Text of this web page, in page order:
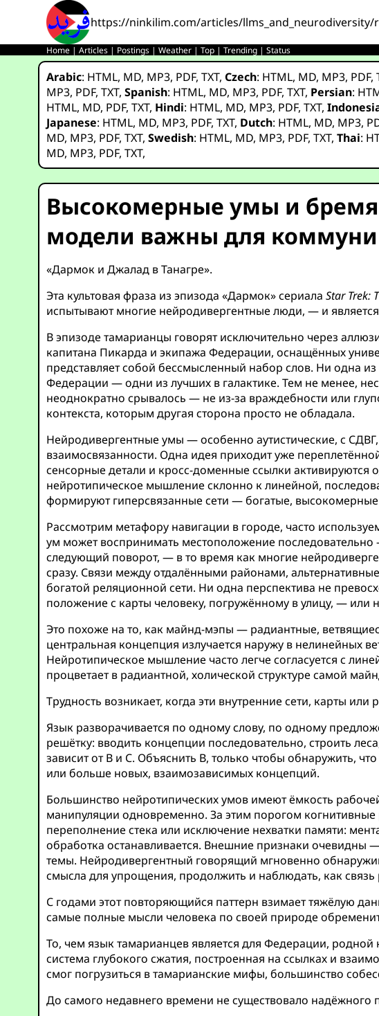
https://ninkilim.com/articles/llms_and_neurodiversity/
Home |Articles | Postings |Weather |Top |Trending |Status
Arabic: HTML, MD, MP3, PDF,TXT,Czech: HTML, MD, MP3, PDF,
MP3, PDF,TXT,Spanish: HTML, MD, MP3, PDF,TXT, Persian:
HTML, MD, PDF,TXT, Hindi: HTML, MD, MP3, PDF,TXT,
Japanese: HTML, MD, MP3, PDF,TXT, Dutch: HTML, MD, MP3,
MD, MP3, PDF,TXT,Swedish: HTML, MD, MP3, PDF,TXT,Thai:
MD, MP3, PDF,TXT,
Высокомерные умы и
модели важны для
«Дармок и Джалад в Танагре».
Эта культовая фраза из эпизода «Дармок» сериалаStar Trek:
испытывают многие нейродивергентные люди, — и является
В эпизоде тамарианцы говорят исключительно через
капитана Пикарда и экипажа Федерации, оснащённых
представляет собой бессмысленный набор слов. Ни одна
Федерации — одни из лучших в галактике. Тем не менее,
неоднократно срывалось — не из-за враждебности или
контекста, которым другая сторона просто не обладала.
Нейродивергентные умы — особенно аутистические, с
взаимосвязанности. Одна идея приходит уже
сенсорные детали и кросс-доменные ссылки активируются
нейротипическое мышление склонно к линейной,
формируют гиперсвязанные сети — богатые,
Рассмотрим метафору навигации в городе, часто
ум может воспринимать местоположение
следующий поворот, — в то время как многие
сразу. Связи между отдалёнными районами,
богатой реляционной сети. Ни одна перспектива не
положение с карты человеку, погружённому в улицу, —
Это похоже на то, как майнд-мэпы — радиантные,
центральная концепция излучается наружу в нелинейных
Нейротипическое мышление часто легче согласуется с
процветает в радиантной, холической структуре самой
Трудность возникает, когда эти внутренние сети, карты
Язык разворачивается по одному слову, по одному
решётку: вводить концепции последовательно, строить
зависит от B и C. Объяснить B, только чтобы обнаружить,
или больше новых, взаимозависимых концепций.
Большинство нейротипических умов имеют ёмкость
манипуляции одновременно. За этим порогом
переполнение стека или исключение нехватки памяти:
обработка останавливается. Внешние признаки очевидны
темы. Нейродивергентный говорящий мгновенно
смысла для упрощения, продолжить и наблюдать, как связь
С годами этот повторяющийся паттерн взимает тяжёлую
самые полные мысли человека по своей природе
То, чем язык тамарианцев является для Федерации,
система глубокого сжатия, построенная на ссылках и
смог погрузиться в тамарианские мифы, большинство
До самого недавнего времени не существовало надёжного